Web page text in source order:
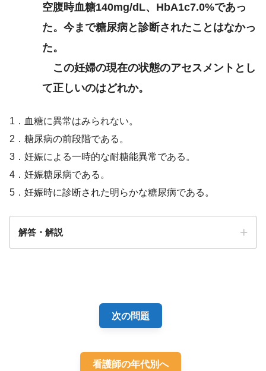
心エコー図検査－その22
空腹時血糖140mg/dL、HbA1c7.0%であっ
た。今まで糖尿病と診断されたことはなかっ
た。
この妊婦の現在の状態のアセスメントとし
て正しいのはどれか。
1．血糖に異常はみられない。
2．糖尿病の前段階である。
3．妊娠による一時的な耐糖能異常である。
4．妊娠糖尿病である。
5．妊娠時に診断された明らかな糖尿病である。
解答・解説
次の問題
看護師の年代別へ